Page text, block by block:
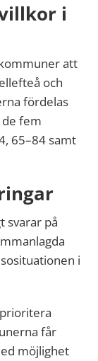
i
att
och
fördelas
fem
65–84 samt
svarar på
i
får
möjlighet